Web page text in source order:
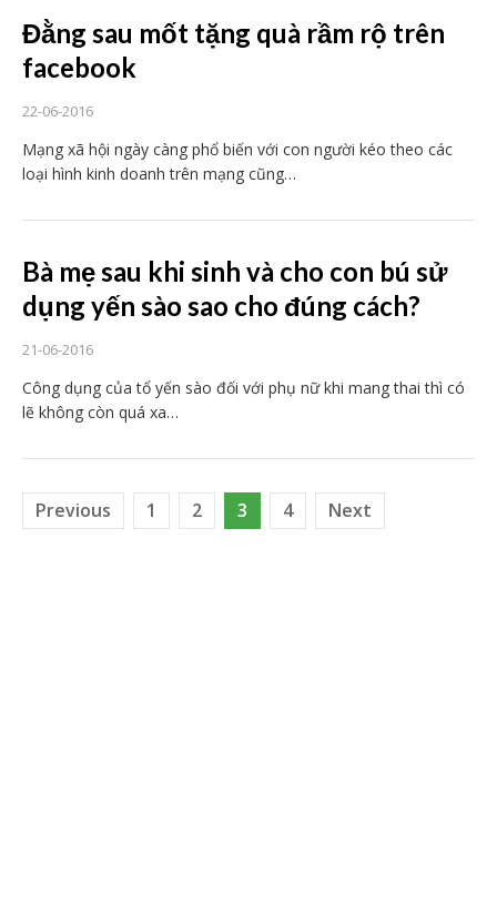
Đằng sau mốt tặng quà rầm rộ trên
facebook
22-06-2016
Mạng xã hội ngày càng phổ biến với con người kéo theo các
loại hình kinh doanh trên mạng cũng…
Bà mẹ sau khi sinh và cho con bú sử
dụng yến sào sao cho đúng cách?
21-06-2016
Công dụng của tổ yến sào đối với phụ nữ khi mang thai thì có
lẽ không còn quá xa…
Posts pagination
Previous 1 2 3 4 Next